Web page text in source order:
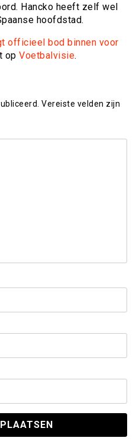
Hancko heeft zelf wel
hoofdstad.
officieel bod binnen voor
op Voetbalvisie.
Vereiste velden zijn